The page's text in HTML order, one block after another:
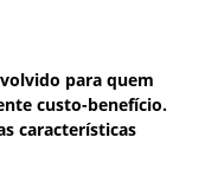
para quem
custo-benefício.
características